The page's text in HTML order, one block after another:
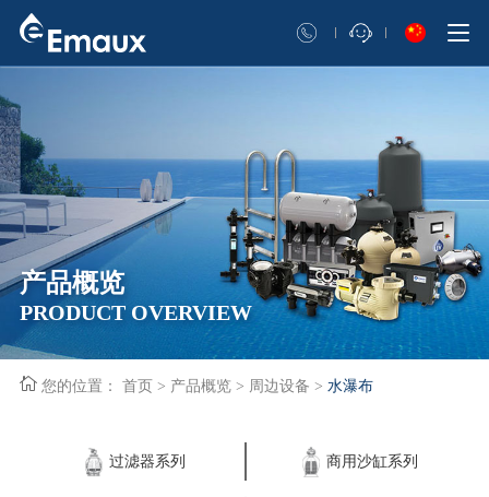
产品概览
PRODUCT OVERVIEW
您的位置： 首页 > 产品概览 > 周边设备 > 水瀑布
过滤器系列 商用沙缸系列